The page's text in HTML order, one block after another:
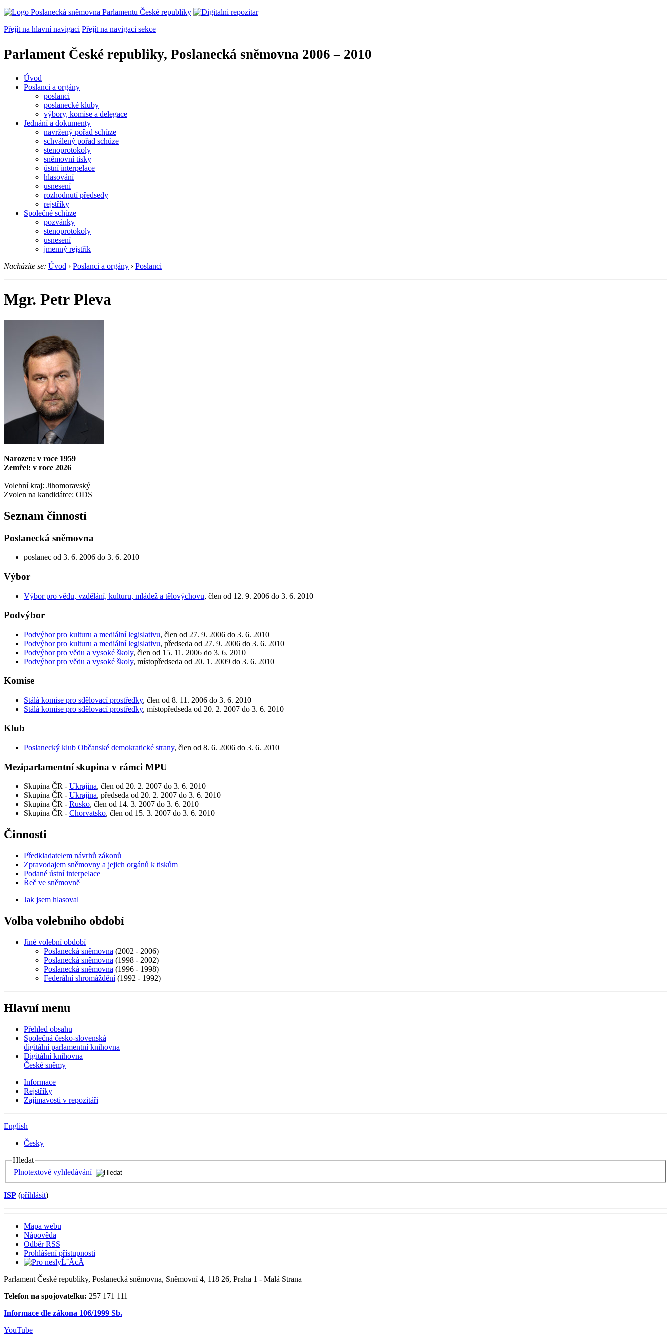
Přejít na hlavní navigaci Přejít na navigaci sekce
Parlament České republiky, Poslanecká sněmovna 2006 – 2010
Úvod
Poslanci a orgány
poslanci
poslanecké kluby
výbory, komise a delegace
Jednání a dokumenty
navržený pořad schůze
schválený pořad schůze
stenoprotokoly
sněmovní tisky
ústní interpelace
hlasování
usnesení
rozhodnutí předsedy
rejstříky
Společné schůze
pozvánky
stenoprotokoly
usnesení
jmenný rejstřík
Nacházíte se: Úvod › Poslanci a orgány › Poslanci
Mgr. Petr Pleva
Narozen: v roce 1959
Zemřel: v roce 2026
Volební kraj: Jihomoravský
Zvolen na kandidátce: ODS
Seznam činností
Poslanecká sněmovna
poslanec od 3. 6. 2006 do 3. 6. 2010
Výbor
Výbor pro vědu, vzdělání, kulturu, mládež a tělovýchovu, člen od 12. 9. 2006 do 3. 6. 2010
Podvýbor
Podvýbor pro kulturu a mediální legislativu, člen od 27. 9. 2006 do 3. 6. 2010
Podvýbor pro kulturu a mediální legislativu, předseda od 27. 9. 2006 do 3. 6. 2010
Podvýbor pro vědu a vysoké školy, člen od 15. 11. 2006 do 3. 6. 2010
Podvýbor pro vědu a vysoké školy, místopředseda od 20. 1. 2009 do 3. 6. 2010
Komise
Stálá komise pro sdělovací prostředky, člen od 8. 11. 2006 do 3. 6. 2010
Stálá komise pro sdělovací prostředky, místopředseda od 20. 2. 2007 do 3. 6. 2010
Klub
Poslanecký klub Občanské demokratické strany, člen od 8. 6. 2006 do 3. 6. 2010
Meziparlamentní skupina v rámci MPU
Skupina ČR - Ukrajina, člen od 20. 2. 2007 do 3. 6. 2010
Skupina ČR - Ukrajina, předseda od 20. 2. 2007 do 3. 6. 2010
Skupina ČR - Rusko, člen od 14. 3. 2007 do 3. 6. 2010
Skupina ČR - Chorvatsko, člen od 15. 3. 2007 do 3. 6. 2010
Činnosti
Předkladatelem návrhů zákonů
Zpravodajem sněmovny a jejich orgánů k tiskům
Podané ústní interpelace
Řeč ve sněmovně
Jak jsem hlasoval
Volba volebního období
Jiné volební období
Poslanecká sněmovna (2002 - 2006)
Poslanecká sněmovna (1998 - 2002)
Poslanecká sněmovna (1996 - 1998)
Federální shromáždění(1992 - 1992)
Hlavní menu
Přehled obsahu
Společná česko-slovenská
digitální parlamentní knihovna
Digitální knihovna
České sněmy
Informace
Rejstříky
Zajímavosti v repozitáři
English
Česky
Hledat
Plnotextové vyhledávání
ISP (příhlásit)
Mapa webu
Nápověda
Odběr RSS
Prohlášení přístupnosti
Parlament České republiky, Poslanecká sněmovna, Sněmovní 4, 118 26, Praha 1 - Malá Strana
Telefon na spojovatelku: 257 171 111
Informace dle zákona 106/1999 Sb.
YouTube